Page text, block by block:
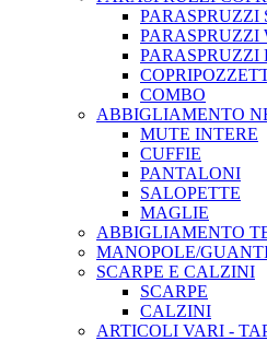
PARASPRUZZI
PARASPRUZZI
PARASPRUZZI
COMBO
ABBIGLIAMENTO
MUTE INTERE
CUFFIE
PANTALONI
SALOPETTE
MAGLIE
ABBIGLIAMENTO
MANOPOLE/
SCARPE E CALZINI
SCARPE
CALZINI
ARTICOLI VARI -